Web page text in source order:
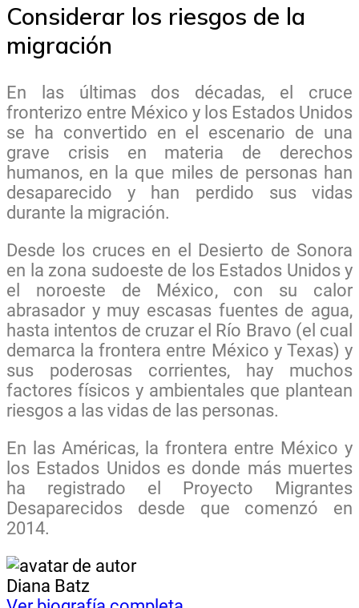
Considerar los riesgos de la
migración
En las últimas dos décadas, el cruce
fronterizo entre México y los Estados Unidos
se ha convertido en el escenario de una
grave crisis en materia de derechos
humanos, en la que miles de personas han
desaparecido y han perdido sus vidas
durante la migración.
Desde los cruces en el Desierto de Sonora
en la zona sudoeste de los Estados Unidos y
el noroeste de México, con su calor
abrasador y muy escasas fuentes de agua,
hasta intentos de cruzar el Río Bravo (el cual
demarca la frontera entre México y Texas) y
sus poderosas corrientes, hay muchos
factores físicos y ambientales que plantean
riesgos a las vidas de las personas.
En las Américas, la frontera entre México y
los Estados Unidos es donde más muertes
ha registrado el Proyecto Migrantes
Desaparecidos desde que comenzó en
2014.
Diana Batz